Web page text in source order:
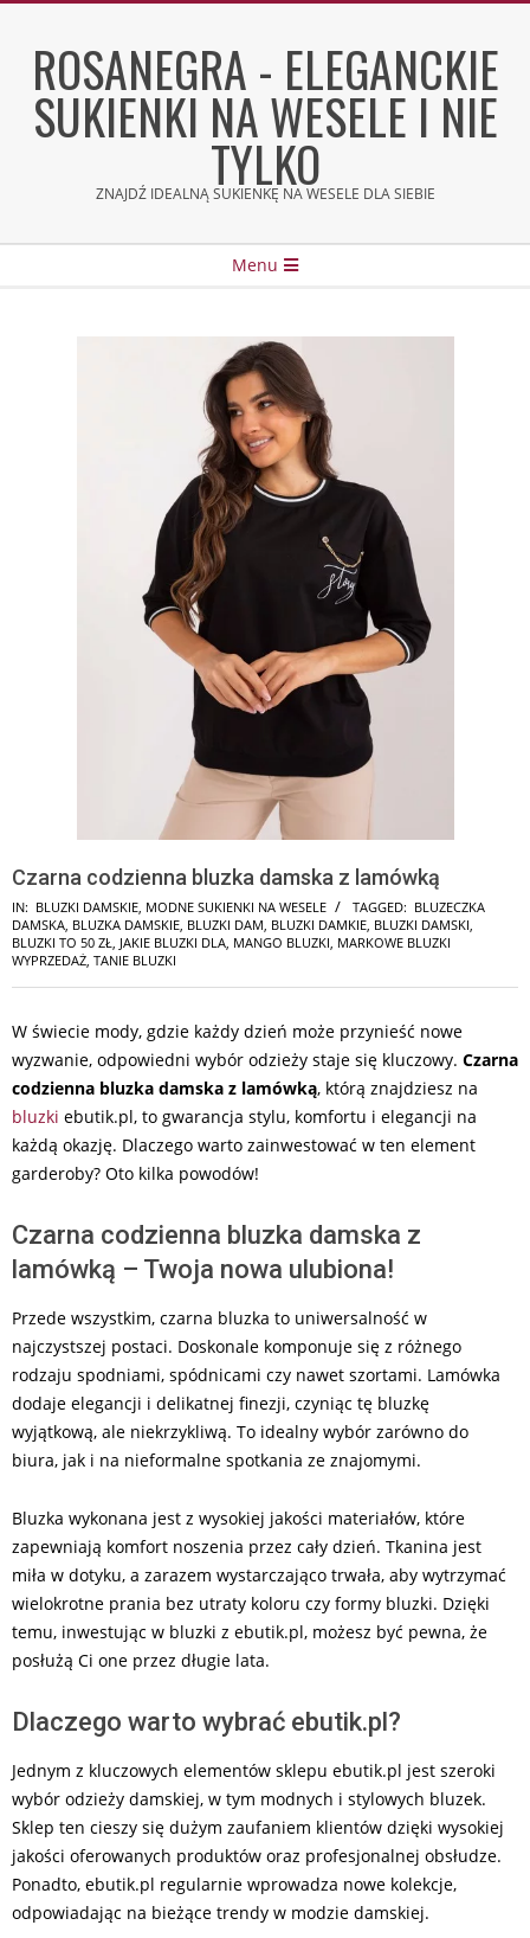
contentROSANEGRA - ELEGANCKIE
SUKIENKI NA WESELE I NIE
TYLKO
ZNAJDŹ IDEALNĄ SUKIENKĘ NA WESELE DLA SIEBIE
Menu
Czarna codzienna bluzka damska z lamówką
IN: BLUZKI DAMSKIE MODNE SUKIENKI NA WESELE TAGGED: BLUZECZKA
DAMSKA BLUZKA DAMSKIE BLUZKI DAM BLUZKI DAMKIE BLUZKI DAMSKI
BLUZKI TO 50 ZŁ JAKIE BLUZKI DLA MANGO BLUZKI MARKOWE BLUZKI
WYPRZEDAŻ TANIE BLUZKI
W świecie mody, gdzie każdy dzień może przynieść nowe
wyzwanie, odpowiedni wybór odzieży staje się kluczowy. Czarna
codzienna bluzka damska z lamówką, którą znajdziesz na
bluzki ebutik.pl, to gwarancja stylu, komfortu i elegancji na
każdą okazję. Dlaczego warto zainwestować w ten element
garderoby? Oto kilka powodów!
Czarna codzienna bluzka damska z
lamówką – Twoja nowa ulubiona!
Przede wszystkim, czarna bluzka to uniwersalność w
najczystszej postaci. Doskonale komponuje się z różnego
rodzaju spodniami, spódnicami czy nawet szortami. Lamówka
dodaje elegancji i delikatnej finezji, czyniąc tę bluzkę
wyjątkową, ale niekrzykliwą. To idealny wybór zarówno do
biura, jak i na nieformalne spotkania ze znajomymi.
Bluzka wykonana jest z wysokiej jakości materiałów, które
zapewniają komfort noszenia przez cały dzień. Tkanina jest
miła w dotyku, a zarazem wystarczająco trwała, aby wytrzymać
wielokrotne prania bez utraty koloru czy formy bluzki. Dzięki
temu, inwestując w bluzki z ebutik.pl, możesz być pewna, że
posłużą Ci one przez długie lata.
Dlaczego warto wybrać ebutik.pl?
Jednym z kluczowych elementów sklepu ebutik.pl jest szeroki
wybór odzieży damskiej, w tym modnych i stylowych bluzek.
Sklep ten cieszy się dużym zaufaniem klientów dzięki wysokiej
jakości oferowanych produktów oraz profesjonalnej obsłudze.
Ponadto, ebutik.pl regularnie wprowadza nowe kolekcje,
odpowiadając na bieżące trendy w modzie damskiej.